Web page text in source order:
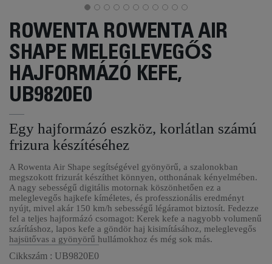
ROWENTA ROWENTA AIR
SHAPE MELEGLEVEGŐS
HAJFORMÁZÓ KEFE,
UB9820E0
Egy hajformázó eszköz, korlátlan számú
frizura készítéséhez
A Rowenta Air Shape segítségével gyönyörű, a szalonokban
megszokott frizurát készíthet könnyen, otthonának kényelmében.
A nagy sebességű digitális motornak köszönhetően ez a
meleglevegős hajkefe kíméletes, és professzionális eredményt
nyújt, mivel akár 150 km/h sebességű légáramot biztosít. Fedezze
fel a teljes hajformázó csomagot: Kerek kefe a nagyobb volumenű
szárításhoz, lapos kefe a göndör haj kisimításához, meleglevegős
hajsütővas a gyönyörű hullámokhoz és még sok más.
Cikkszám : UB9820E0